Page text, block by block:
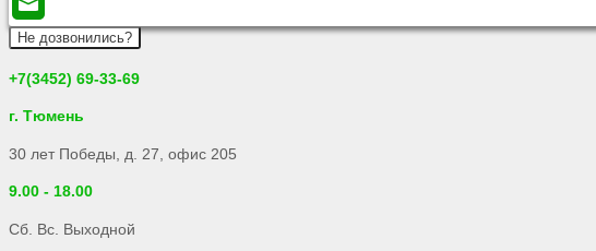
Не дозвонились?
+7(3452) 69-33-69
г. Тюмень
30 лет Победы, д. 27, офис 205
9.00 - 18.00
Сб. Вс. Выходной